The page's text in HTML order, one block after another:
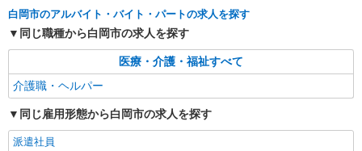
月給：初任者234,400円〜/実務者247,700円〜/
介福263,800円〜 ※資格や経験等による ＜別途手
当＞ ・夜勤手当1回5,000円/月4回 ・土日祝手当1
回1,000円/月4回 └(半休の場合は1回500円) ・早
番・遅番手当1回1,000円/月12回 ・年末年始手当1
試用期間6ヶ月 └期間中月給：初任者222,200円/実
務者234,400円/介福249,900円
埼玉県白岡市
キープ 詳細を見る
白岡市のアルバイト・バイト・パートの求人を探す
同じ職種から白岡市の求人を探す
医療・介護・福祉すべて
介護職・ヘルパー
同じ雇用形態から白岡市の求人を探す
派遣社員